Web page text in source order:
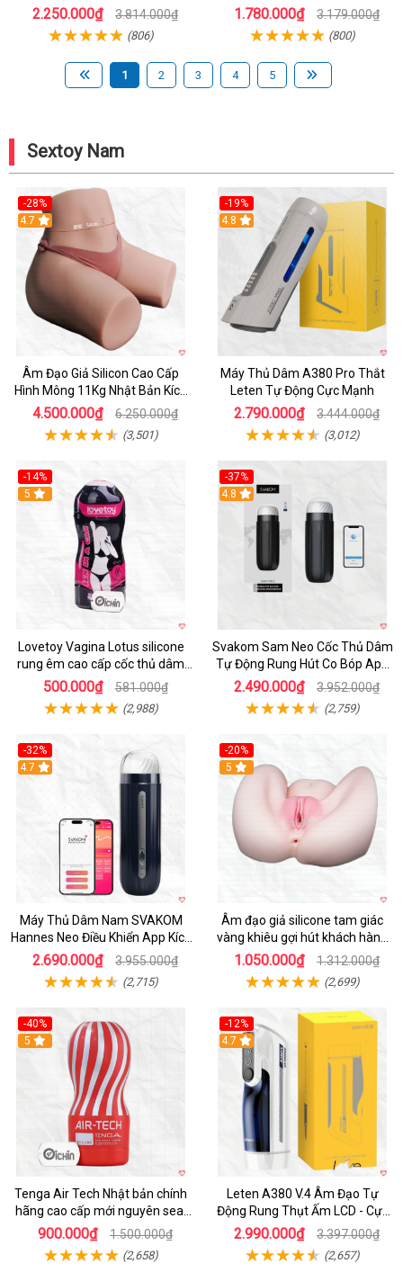
Mẽ Nam
2.250.000₫ 3.814.000₫
(806)
Chính Hãng
1.780.000₫ 3.179.000₫
(800)
1 2 3 4 5
Sextoy Nam
-28%
4.7
Âm Đạo Giả Silicon Cao Cấp
Hình Mông 11Kg Nhật Bản Kích
Thước Như Thật
4.500.000₫ 6.250.000₫
(3,501)
-19%
Hot
4.8
Máy Thủ Dâm A380 Pro Thắt
Leten Tự Động Cực Mạnh
2.790.000₫ 3.444.000₫
(3,012)
-14%
Hot
5
Lovetoy Vagina Lotus silicone
rung êm cao cấp cốc thủ dâm
nam
500.000₫ 581.000₫
(2,988)
-37%
4.8
Svakom Sam Neo Cốc Thủ Dâm
Tự Động Rung Hút Co Bóp App
Điều Khiển
2.490.000₫ 3.952.000₫
(2,759)
-32%
Hot
4.7
Máy Thủ Dâm Nam SVAKOM
Hannes Neo Điều Khiển App Kích
Thích
2.690.000₫ 3.955.000₫
(2,715)
-20%
Hot
5
Âm đạo giả silicone tam giác
vàng khiêu gợi hút khách hàng
nam
1.050.000₫ 1.312.000₫
(2,699)
-40%
Hot
5
Tenga Air Tech Nhật bản chính
hãng cao cấp mới nguyên seal
giá tốt
900.000₫ 1.500.000₫
(2,658)
-12%
Hot
4.7
Leten A380 V.4 Âm Đạo Tự
Động Rung Thụt Ấm LCD - Cực
Phê
2.990.000₫ 3.397.000₫
(2,657)